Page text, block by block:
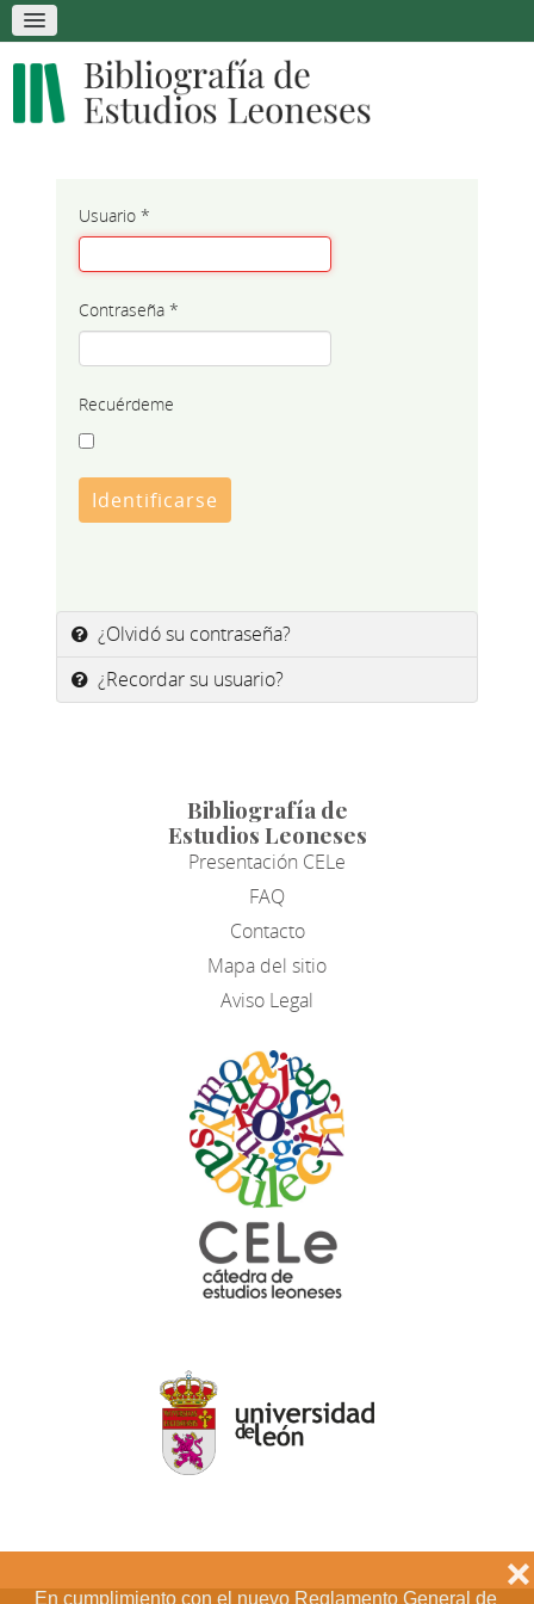
En cumplimiento con el nuevo Reglamento General de
❌
Usuario*
Contraseña*
Recuérdeme
Identificarse
¿Olvidó su contraseña?
¿Recordar su usuario?
Bibliografía de
Estudios Leoneses
Presentación CELe
FAQ
Contacto
Mapa del sitio
Aviso Legal